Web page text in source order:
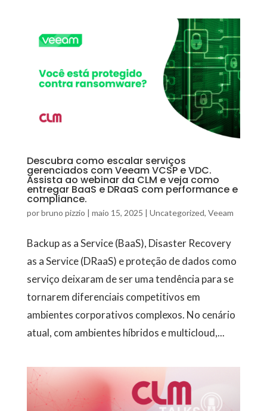
Descubra como escalar serviços
gerenciados com Veeam VCSP e VDC.
Assista ao webinar da CLM e veja como
entregar BaaS e DRaaS com performance e
compliance.
porbruno pizzio | maio 15, 2025 | Uncategorized, Veeam
Backup as a Service (BaaS), Disaster Recovery
as a Service (DRaaS) e proteção de dados como
serviço deixaram de ser uma tendência para se
tornarem diferenciais competitivos em
ambientes corporativos complexos. No cenário
atual, com ambientes híbridos e multicloud,...